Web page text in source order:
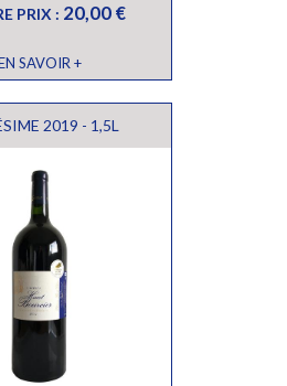
BARBARA COTTAVOZ
PRIX : 20,00 €
SAVOIR +
2019 - 1,5L